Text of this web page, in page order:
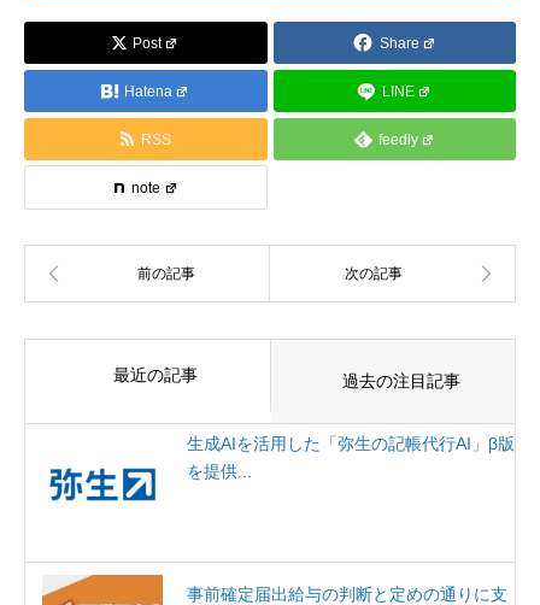
Post Share
Hatena LINE
RSS feedly
note
最近の記事 過去の注目記事
生成AIを活用した「弥生の記帳代行AI」β版
を提供...
事前確定届出給与の判断と定めの通りに支